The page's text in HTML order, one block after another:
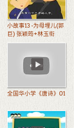
小故事13 -为母埋儿(郭
巨) 张颖筠+林玉衔
全国华小学《唐诗》01